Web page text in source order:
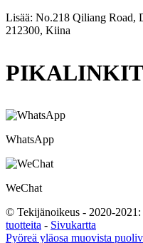
Lisää: No.218 Qiliang Road,
212300, Kiina
PIKALINKIT
WhatsApp
WeChat
© Tekijänoikeus - 2020-
tuotteita - Sivukartta
Pyöreä yläosa muovista